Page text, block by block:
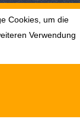
Cookies, um die
Verwendung